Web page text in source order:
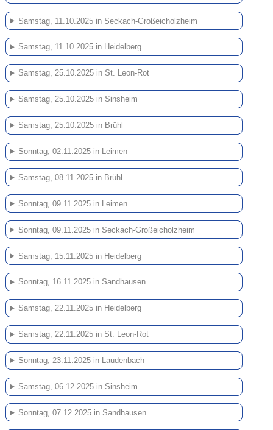
Samstag, 11.10.2025 in Seckach-Großeicholzheim
Samstag, 11.10.2025 in Heidelberg
Samstag, 25.10.2025 in St. Leon-Rot
Samstag, 25.10.2025 in Sinsheim
Samstag, 25.10.2025 in Brühl
Sonntag, 02.11.2025 in Leimen
Samstag, 08.11.2025 in Brühl
Sonntag, 09.11.2025 in Leimen
Sonntag, 09.11.2025 in Seckach-Großeicholzheim
Samstag, 15.11.2025 in Heidelberg
Sonntag, 16.11.2025 in Sandhausen
Samstag, 22.11.2025 in Heidelberg
Samstag, 22.11.2025 in St. Leon-Rot
Sonntag, 23.11.2025 in Laudenbach
Samstag, 06.12.2025 in Sinsheim
Sonntag, 07.12.2025 in Sandhausen